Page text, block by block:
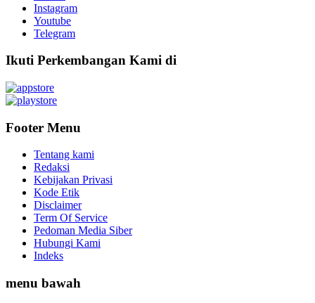
Instagram
Youtube
Telegram
Ikuti Perkembangan Kami di
Footer Menu
Tentang kami
Redaksi
Kebijakan Privasi
Kode Etik
Disclaimer
Term Of Service
Pedoman Media Siber
Hubungi Kami
Indeks
menu bawah